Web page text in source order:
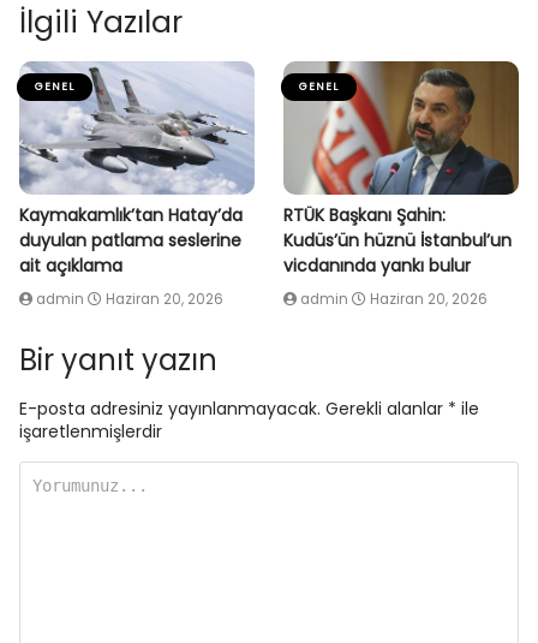
İlgili Yazılar
GENEL
Kaymakamlık’tan Hatay’da
duyulan patlama seslerine
ait açıklama
admin Haziran 20, 2026
GENEL
RTÜK Başkanı Şahin:
Kudüs’ün hüznü İstanbul’un
vicdanında yankı bulur
admin Haziran 20, 2026
Bir yanıt yazın
E-posta adresiniz yayınlanmayacak. Gerekli alanlar * ile
işaretlenmişlerdir